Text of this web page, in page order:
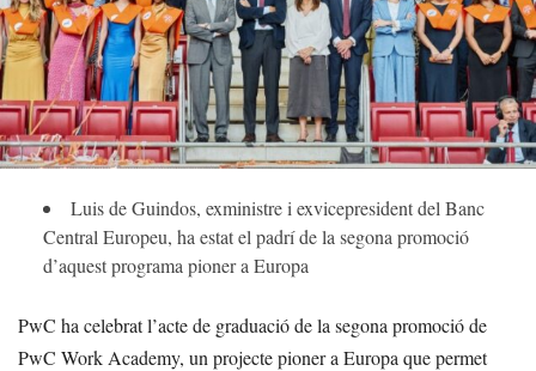
Luis de Guindos, exministre i exvicepresident del Banc
Central Europeu, ha estat el padrí de la segona promoció
d’aquest programa pioner a Europa
PwC ha celebrat l’acte de graduació de la segona promoció de
PwC Work Academy, un projecte pioner a Europa que permet